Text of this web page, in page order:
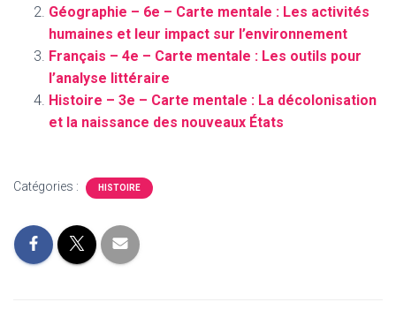
Géographie – 6e – Carte mentale : Les activités
humaines et leur impact sur l’environnement
Français – 4e – Carte mentale : Les outils pour
l’analyse littéraire
Histoire – 3e – Carte mentale : La décolonisation
et la naissance des nouveaux États
Catégories : HISTOIRE